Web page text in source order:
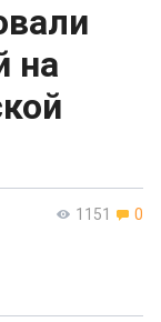
на
1151 0